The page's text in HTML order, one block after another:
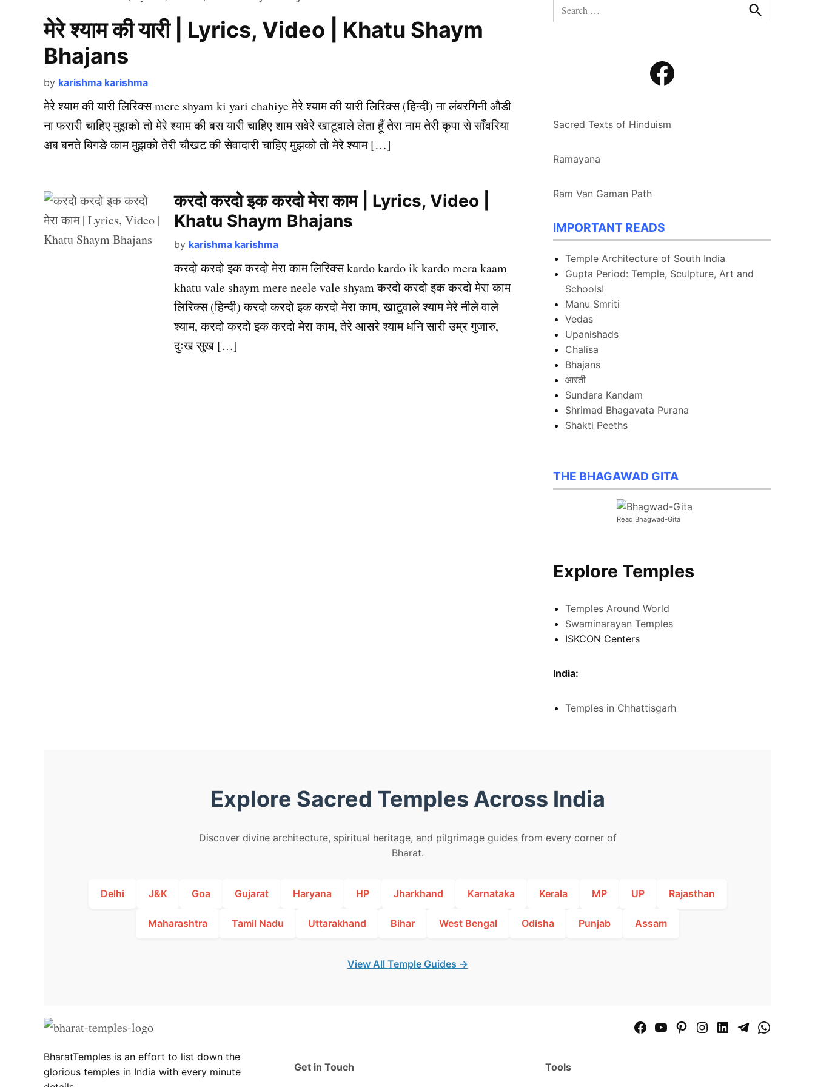
मेरे श्याम की यारी | Lyrics, Video | Khatu Shaym
Bhajans
by karishma karishma
मेरे श्याम की यारी लिरिक्स mere shyam ki yari chahiye मेरे श्याम की यारी लिरिक्स (हिन्दी) ना लंबरगिनी औडी
ना फरारी चाहिए मुझको तो मेरे श्याम की बस यारी चाहिए शाम सवेरे खाटूवाले लेता हूँ तेरा नाम तेरी कृपा से साँवरिया
अब बनते बिगङे काम मुझको तेरी चौखट की सेवादारी चाहिए मुझको तो मेरे श्याम […]
करदो करदो इक करदो मेरा काम | Lyrics, Video |
Khatu Shaym Bhajans
by karishma karishma
करदो करदो इक करदो मेरा काम लिरिक्स kardo kardo ik kardo mera kaam
khatu vale shaym mere neele vale shyam करदो करदो इक करदो मेरा काम
लिरिक्स (हिन्दी) करदो करदो इक करदो मेरा काम, खाटूवाले श्याम मेरे नीले वाले
श्याम, करदो करदो इक करदो मेरा काम, तेरे आसरे श्याम धनि सारी उम्र गुजारु,
दुःख सुख […]
Search
for:
Search
Facebook
Sacred Texts of Hinduism
Ramayana
Ram Van Gaman Path
IMPORTANT READS
Temple Architecture of South India
Gupta Period: Temple, Sculpture, Art and
Schools!
Manu Smriti
Vedas
Upanishads
Chalisa
Bhajans
आरती
Sundara Kandam
Shrimad Bhagavata Purana
Shakti Peeths
THE BHAGAWAD GITA
Read Bhagwad-Gita
Explore Temples
Temples Around World
Swaminarayan Temples
ISKCON Centers
India:
Temples in Chhattisgarh
Explore Sacred Temples Across India
Discover divine architecture, spiritual heritage, and pilgrimage guides from every corner of
Bharat.
Delhi J&K Goa Gujarat Haryana HP Jharkhand Karnataka Kerala MP UP Rajasthan
Maharashtra Tamil Nadu Uttarakhand Bihar West Bengal Odisha Punjab Assam
View All Temple Guides →
Facebook
YouTubePinterestInstagram
LinkedIn
TelegramWhatsApp
BharatTemples is an effort to list down the
glorious temples in India with every minute
Get in Touch Tools